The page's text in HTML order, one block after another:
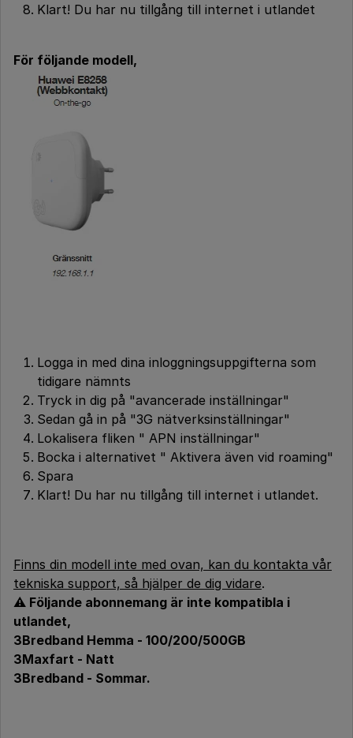
Klart! Du har nu tillgång till internet i utlandet
För följande modell,
Logga in med dina inloggningsuppgifterna som
tidigare nämnts
Tryck in dig på "avancerade inställningar"
Sedan gå in på "3G nätverksinställningar"
Lokalisera fliken " APN inställningar"
Bocka i alternativet " Aktivera även vid roaming"
Spara
Klart! Du har nu tillgång till internet i utlandet.
Finns din modell inte med ovan, kan du kontakta vår
tekniska support, så hjälper de dig vidare.
⚠️ Följande abonnemang är inte kompatibla i
utlandet,
3Bredband Hemma - 100/200/500GB
3Maxfart - Natt
3Bredband - Sommar.